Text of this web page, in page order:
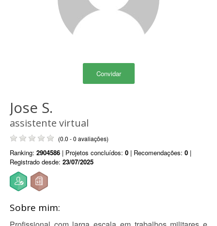
Convidar
Jose S.
assistente virtual
(0.0 - 0 avaliações)
Ranking: 2904586 | Projetos concluídos: 0 | Recomendações: 0 |
Registrado desde: 23/07/2025
Sobre mim: